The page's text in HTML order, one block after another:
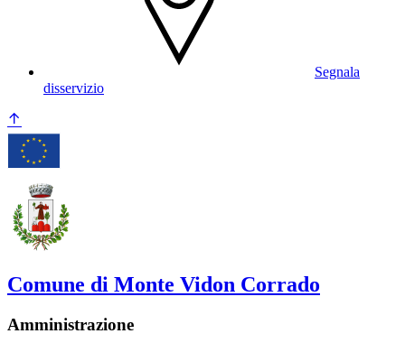
Segnala
disservizio
Comune di Monte Vidon Corrado
Amministrazione